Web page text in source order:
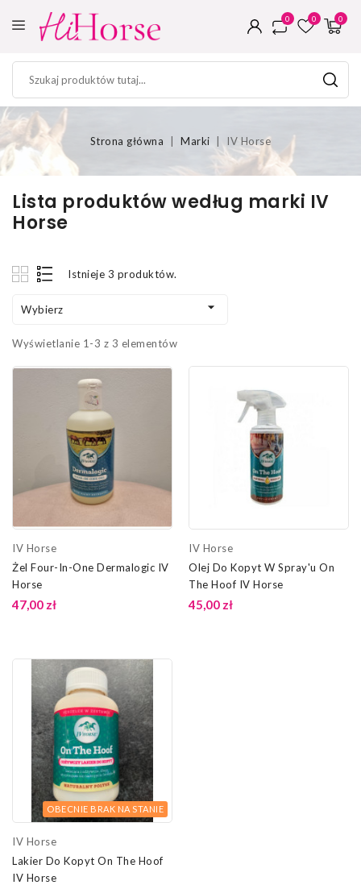
0
0
0
Strona główna Marki IV Horse
Lista produktów według marki IV
Horse
Istnieje 3 produktów.
Wybierz 
Wyświetlanie 1-3 z 3 elementów
IV Horse
Żel Four-In-One Dermalogic IV
Horse
47,00 zł
IV Horse
Olej Do Kopyt W Spray'u On
The Hoof IV Horse
45,00 zł
OBECNIE BRAK NA STANIE
IV Horse
Lakier Do Kopyt On The Hoof
IV Horse